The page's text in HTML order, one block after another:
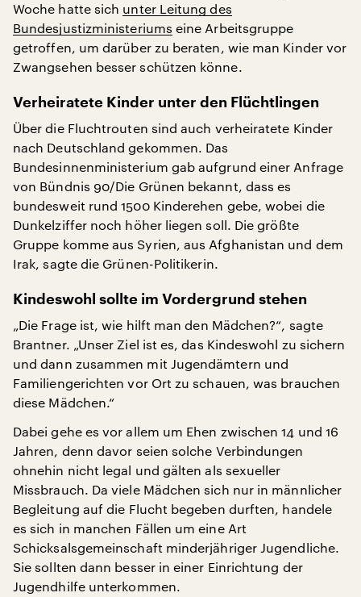
Woche hatte sich unter Leitung des
Bundesjustizministeriums eine Arbeitsgruppe
getroffen, um darüber zu beraten, wie man Kinder vor
Zwangsehen besser schützen könne.
Verheiratete Kinder unter den Flüchtlingen
Über die Fluchtrouten sind auch verheiratete Kinder
nach Deutschland gekommen. Das
Bundesinnenministerium gab aufgrund einer Anfrage
von Bündnis 90/Die Grünen bekannt, dass es
bundesweit rund 1500 Kinderehen gebe, wobei die
Dunkelziffer noch höher liegen soll. Die größte
Gruppe komme aus Syrien, aus Afghanistan und dem
Irak, sagte die Grünen-Politikerin.
Kindeswohl sollte im Vordergrund stehen
„Die Frage ist, wie hilft man den Mädchen?“, sagte
Brantner. „Unser Ziel ist es, das Kindeswohl zu sichern
und dann zusammen mit Jugendämtern und
Familiengerichten vor Ort zu schauen, was brauchen
diese Mädchen.“
Dabei gehe es vor allem um Ehen zwischen 14 und 16
Jahren, denn davor seien solche Verbindungen
ohnehin nicht legal und gälten als sexueller
Missbrauch. Da viele Mädchen sich nur in männlicher
Begleitung auf die Flucht begeben durften, handele
es sich in manchen Fällen um eine Art
Schicksalsgemeinschaft minderjähriger Jugendliche.
Sie sollten dann besser in einer Einrichtung der
Jugendhilfe unterkommen.